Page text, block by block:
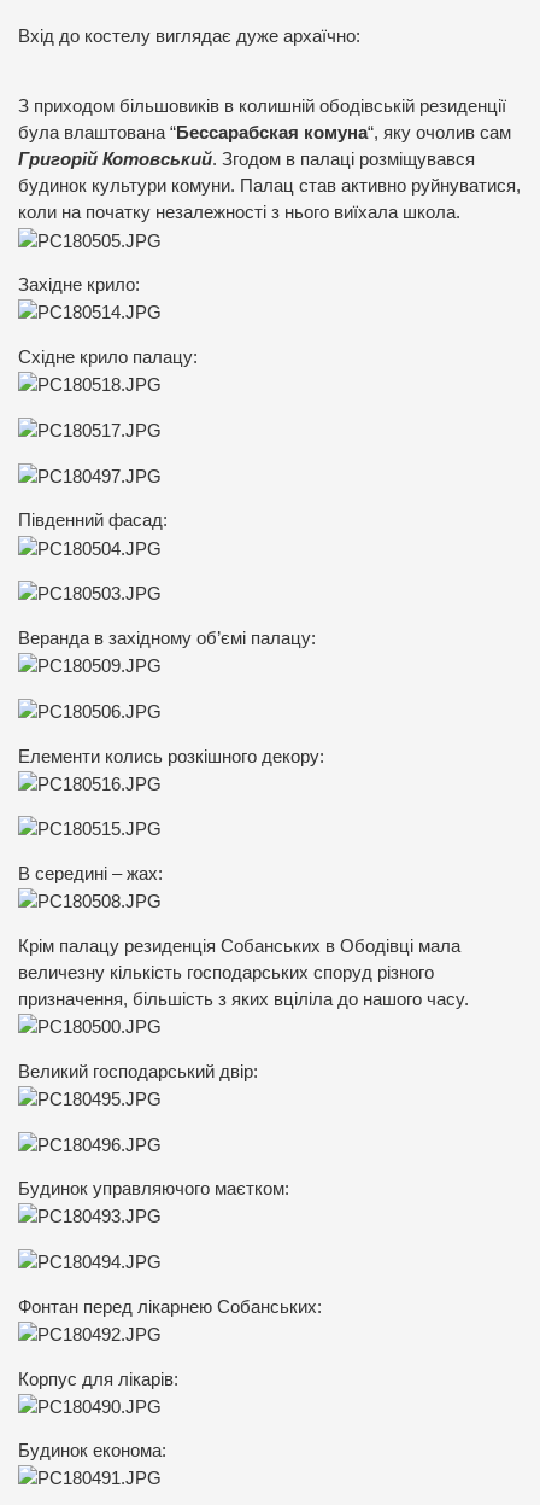
Вхід до костелу виглядає дуже архаїчно:
З приходом більшовиків в колишній ободівській резиденції
була влаштована “Бессарабская комуна“, яку очолив сам
Григорій Котовський. Згодом в палаці розміщувався
будинок культури комуни. Палац став активно руйнуватися,
коли на початку незалежності з нього виїхала школа.
Західне крило:
Східне крило палацу:
Південний фасад:
Веранда в західному об’ємі палацу:
Елементи колись розкішного декору:
В середині – жах:
Крім палацу резиденція Собанських в Ободівці мала
величезну кількість господарських споруд різного
призначення, більшість з яких вціліла до нашого часу.
Великий господарський двір:
Будинок управляючого маєтком:
Фонтан перед лікарнею Собанських:
Корпус для лікарів:
Будинок економа: